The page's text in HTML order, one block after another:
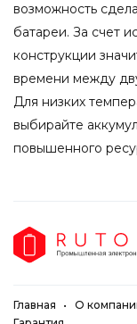
возможность
батареи. За счет
конструкции
времени между
Для низких
выбирайте
повышенного
Главная О